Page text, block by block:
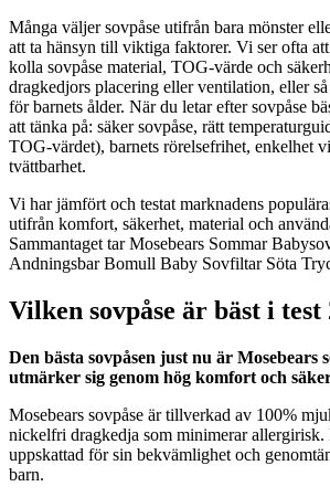
Många väljer sovpåse utifrån bara mönster
att ta hänsyn till viktiga faktorer. Vi ser ofta
kolla sovpåse material, TOG-värde och
dragkedjors placering eller ventilation, eller
för barnets ålder. När du letar efter sovpåse
att tänka på: säker sovpåse, rätt
TOG-värdet), barnets rörelsefrihet, enkelhet
tvättbarhet.
Vi har jämfört och testat marknadens
utifrån komfort, säkerhet, material och
Sammantaget tar Mosebears Sommar
Andningsbar Bomull Baby Sovfiltar Söta
Vilken sovpåse är bäst i test
Den bästa sovpåsen just nu är Mosebears
utmärker sig genom hög komfort och
Mosebears sovpåse är tillverkad av 100%
nickelfri dragkedja som minimerar allergirisk.
uppskattad för sin bekvämlighet och
barn.